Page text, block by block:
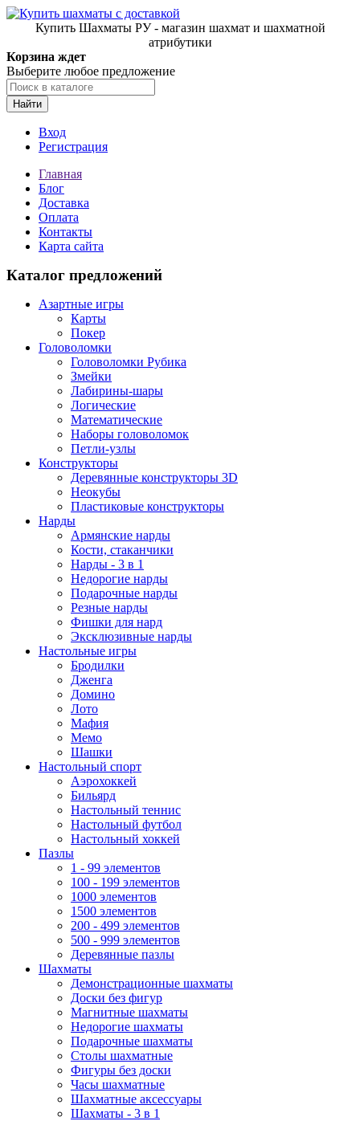
Купить Шахматы РУ - магазин шахмат и шахматной
атрибутики
Корзина ждет
Выберите любое предложение
Найти
Вход
Регистрация
Главная
Блог
Доставка
Оплата
Контакты
Карта сайта
Каталог предложений
Азартные игры
Карты
Покер
Головоломки
Головоломки Рубика
Змейки
Лабирины-шары
Логические
Математические
Наборы головоломок
Петли-узлы
Конструкторы
Деревянные конструкторы 3D
Неокубы
Пластиковые конструкторы
Нарды
Армянские нарды
Кости, стаканчики
Нарды - 3 в 1
Недорогие нарды
Подарочные нарды
Резные нарды
Фишки для нард
Эксклюзивные нарды
Настольные игры
Бродилки
Дженга
Домино
Лото
Мафия
Мемо
Шашки
Настольный спорт
Аэрохоккей
Бильярд
Настольный теннис
Настольный футбол
Настольный хоккей
Пазлы
1 - 99 элементов
100 - 199 элементов
1000 элементов
1500 элементов
200 - 499 элементов
500 - 999 элементов
Деревянные пазлы
Шахматы
Демонстрационные шахматы
Доски без фигур
Магнитные шахматы
Недорогие шахматы
Подарочные шахматы
Столы шахматные
Фигуры без доски
Часы шахматные
Шахматные аксессуары
Шахматы - 3 в 1